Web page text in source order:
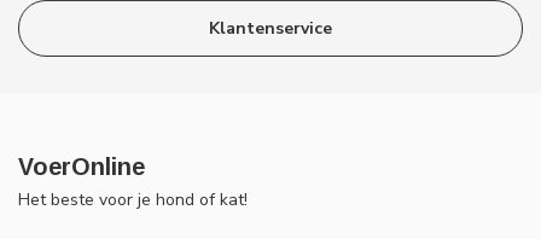
Klantenservice
VoerOnline
Het beste voor je hond of kat!